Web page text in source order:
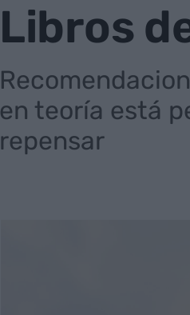
Libros
en teoría está
repensar